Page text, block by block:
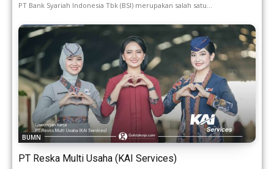
PT Bank Syariah Indonesia Tbk (BSI) merupakan salah satu...
BUMN
PT Reska Multi Usaha (KAI Services)